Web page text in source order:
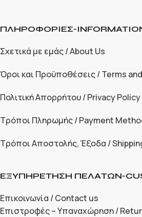
ΠΛΗΡΟΦΟΡΙΕΣ-
Σχετικά με εμάς / About Us
Όροι και Προϋποθέσεις / Terms
Πολιτική Απορρήτου / Privacy Policy
Τρόποι Πληρωμής / Payment
Τρόποι Αποστολής, Έξοδα /
ΕΞΥΠΗΡΕΤΗΣΗ ΠΕΛΑΤΩΝ-
Επικοινωνία / Contact us
Επιστροφές – Υπαναχώρηση /